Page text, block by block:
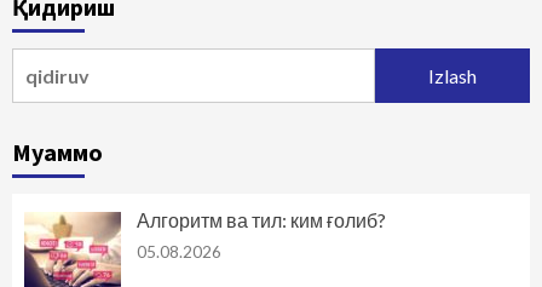
Қидириш
Муаммо
Алгоритм ва тил: ким ғолиб?
05.08.2026